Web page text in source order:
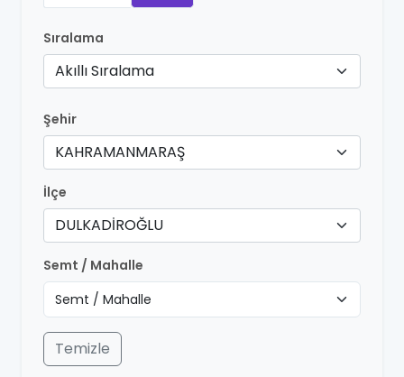
Sıralama
Akıllı Sıralama
Şehir
KAHRAMANMARAŞ
İlçe
DULKADİROĞLU
Semt / Mahalle
Temizle